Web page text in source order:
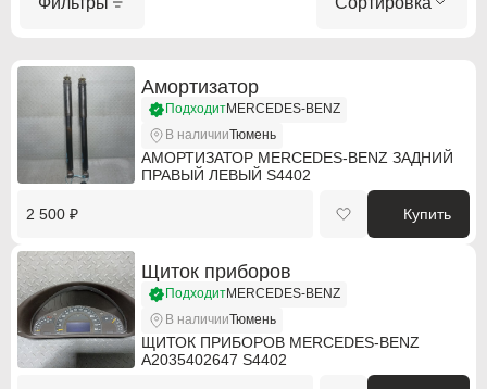
Амортизатор
В наличииТюмень
ПодходитMERCEDES-BENZ
АМОРТИЗАТОР MERCEDES-BENZ ЗАДНИЙ
ПРАВЫЙ ЛЕВЫЙ S4402
2 500 ₽ Купить
Щиток приборов
В наличииТюмень
ПодходитMERCEDES-BENZ
ЩИТОК ПРИБОРОВ MERCEDES-BENZ
A2035402647 S4402
Alfa Romeo
Audi
BMW
Buick
Cadillac
Chevrolet
Alfa Romeo
Audi
BMW
Buick
Cadillac
Chevrolet